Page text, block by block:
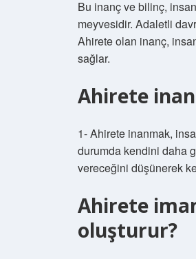
Bu inanç ve bilinç,
meyvesidir. Adaletli
Ahirete olan inanç,
sağlar.
Ahirete
1- Ahirete inanmak,
durumda kendini daha
vereceğini düşünerek
Ahirete
oluşturur?